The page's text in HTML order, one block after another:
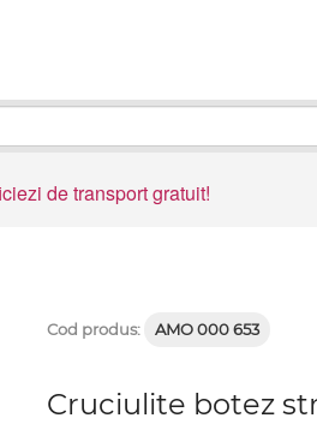
de transport gratuit!
Cod produs: AMO 000 653
Cruciulite botez